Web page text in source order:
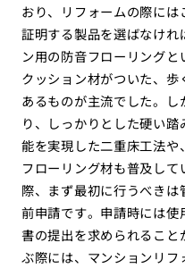
おり、リフォームの際に
証明する製品を選ばなけれ
ン用の防音フローリング
クッション材がついた、
あるものが主流でした。
り、しっかりとした硬い
能を実現した二重床工法
フローリング材も普及し
際、まず最初に行うべき
前申請です。申請時には
書の提出を求められるこ
ぶ際には、マンションリ